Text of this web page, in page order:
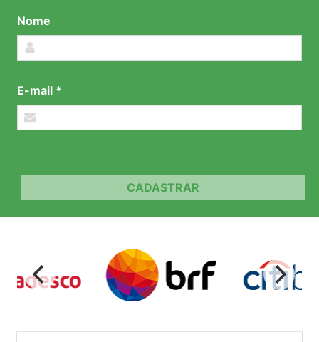
Nome
E-mail *
CADASTRAR